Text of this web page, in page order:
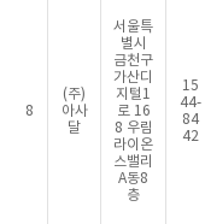
8
(주)
아사
달
서울특
별시
금천구
가산디
지털1
로 16
8 우림
라이온
스밸리
A동8
층
15
44-
84
42